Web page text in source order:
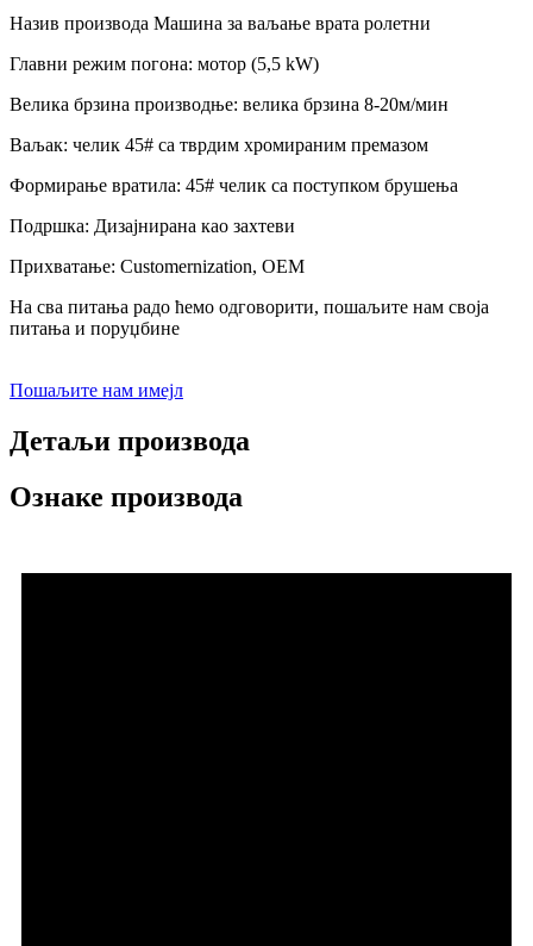
Назив производа Машина за ваљање врата ролетни
Главни режим погона: мотор (5,5 kW)
Велика брзина производње: велика брзина 8-20м/мин
Ваљак: челик 45# са тврдим хромираним премазом
Формирање вратила: 45# челик са поступком брушења
Подршка: Дизајнирана као захтеви
Прихватање: Customernization, OEM
На сва питања радо ћемо одговорити, пошаљите нам своја
питања и поруџбине
Пошаљите нам имејл
Детаљи производа
Ознаке производа